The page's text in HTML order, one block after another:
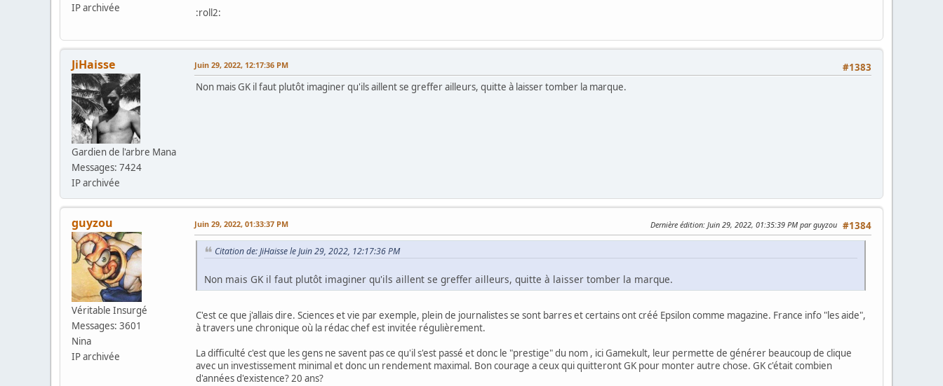
IP archivée
:roll2:
JiHaisse
Gardien de l'arbre Mana
Messages: 7424
IP archivée
#1383
Juin 29, 2022, 12:17:36 PM
Non mais GK il faut plutôt imaginer qu'ils aillent se greffer ailleurs, quitte à laisser tomber la marque.
guyzou
Véritable Insurgé
Messages: 3601
Nina
IP archivée
#1384
Juin 29, 2022, 01:33:37 PM Dernière édition: Juin 29, 2022, 01:35:39 PM par guyzou
Citation de: JiHaisse le Juin 29, 2022, 12:17:36 PM
Non mais GK il faut plutôt imaginer qu'ils aillent se greffer ailleurs, quitte à laisser tomber la marque.
C'est ce que j'allais dire. Sciences et vie par exemple, plein de journalistes se sont barres et certains ont créé Epsilon comme magazine. France info "les aide",
à travers une chronique où la rédac chef est invitée régulièrement.
La difficulté c'est que les gens ne savent pas ce qu'il s'est passé et donc le "prestige" du nom , ici Gamekult, leur permette de générer beaucoup de clique
avec un investissement minimal et donc un rendement maximal. Bon courage a ceux qui quitteront GK pour monter autre chose. GK c'était combien
d'années d'existence? 20 ans?